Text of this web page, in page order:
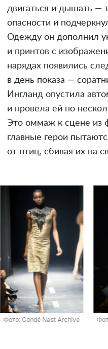
двигаться и дышать —
опасности и
Одежду он дополнил
и принтов с
нарядах появились
в день показа —
Ингланд опустила
и провела ей по
Это оммаж к сцене из
главные герои
от птиц, сбивая их на
Фото: Condé Nast Archive